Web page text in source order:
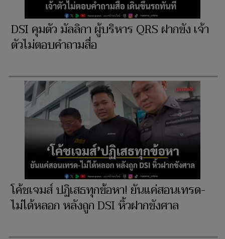
DSI คุมตัว มัลลิกา ผู้บริหาร QRS ฝากขัง เจ้า
ตัวไม่ตอบคำถามสื่อ
โค้ชเจมส์ ปฏิเสธทุกข้อหา! ยันแค่สอนเทรด-
ไม่ได้หลอก หลังถูก DSI หิ้วฝากขังศาล